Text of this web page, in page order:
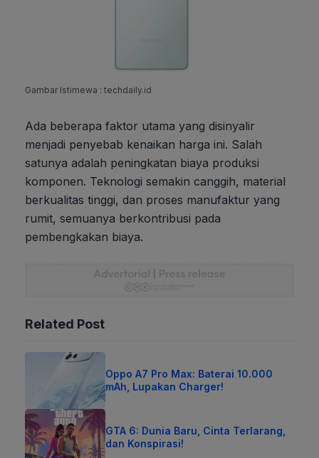
Gambar Istimewa : techdaily.id
Ada beberapa faktor utama yang disinyalir
menjadi penyebab kenaikan harga ini. Salah
satunya adalah peningkatan biaya produksi
komponen. Teknologi semakin canggih, material
berkualitas tinggi, dan proses manufaktur yang
rumit, semuanya berkontribusi pada
pembengkakan biaya.
Related Post
Oppo A7 Pro Max: Baterai 10.000
mAh, Lupakan Charger!
GTA 6: Dunia Baru, Cinta Terlarang,
dan Konspirasi!